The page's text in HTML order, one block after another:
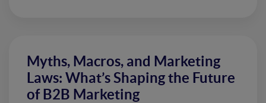
Myths, Macros, and Marketing
Laws: What’s Shaping the Future
of B2B Marketing